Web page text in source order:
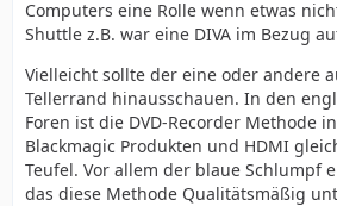
Computers eine Rolle wenn etwas
Shuttle z.B. war eine DIVA im Bezug
Vielleicht sollte der eine oder andere
Tellerrand hinausschauen. In den
Foren ist die DVD-Recorder Methode
Blackmagic Produkten und HDMI
Teufel. Vor allem der blaue Schlumpf
das diese Methode Qualitätsmäßig